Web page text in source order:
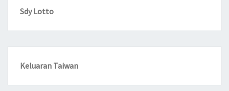
Sdy Lotto
Keluaran Taiwan